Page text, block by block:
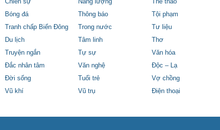
Chiến sự
Năng lượng
Thể thao
Bóng đá
Thông báo
Tội phạm
Tranh chấp Biển Đông
Trong nước
Tư liệu
Du lịch
Tâm linh
Thơ
Truyện ngắn
Tự sự
Văn hóa
Đắc nhân tâm
Văn nghệ
Độc – Lạ
Đời sống
Tuổi trẻ
Vợ chồng
Vũ khí
Vũ trụ Điện thoại